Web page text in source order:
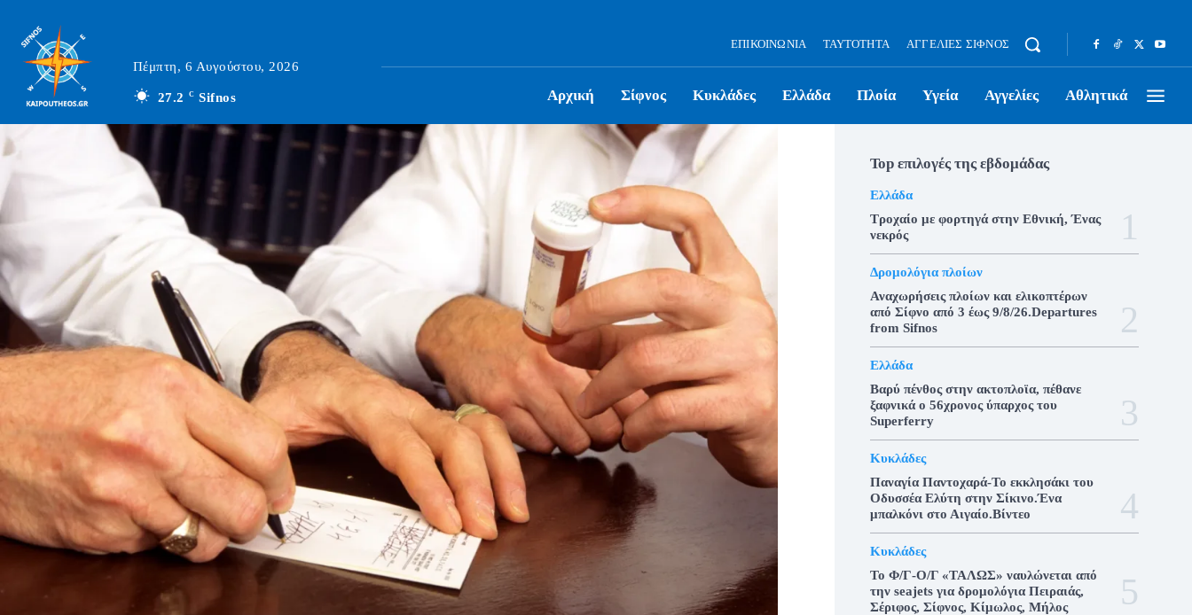
Πέμπτη, 6 Αυγούστου, 2026
27.2 C Sifnos
ΕΠΙΚΟΙΝΩΝΊΑ ΤΑΥΤΌΤΗΤΑ ΑΓΓΕΛΊΕΣ ΣΊΦΝΟΣ
Αρχική Σίφνος Κυκλάδες Ελλάδα Πλοία Υγεία Αγγελίες Αθλητικά
Top επιλογές της εβδομάδας
Ελλάδα
Τροχαίο με φορτηγά στην Εθνική, Ένας
νεκρός
Δρομολόγια πλοίων
Αναχωρήσεις πλοίων και ελικοπτέρων
από Σίφνο από 3 έως 9/8/26.Departures
from Sifnos
Ελλάδα
Βαρύ πένθος στην ακτοπλοϊα, πέθανε
ξαφνικά ο 56χρονος ύπαρχος του
Superferry
Κυκλάδες
Παναγία Παντοχαρά-Το εκκλησάκι του
Οδυσσέα Ελύτη στην Σίκινο.Ένα
μπαλκόνι στο Αιγαίο.Βίντεο
Κυκλάδες
To Φ/Γ-Ο/Γ «ΤΑΛΩΣ» ναυλώνεται από
την seajets για δρομολόγια Πειραιάς,
Σέριφος, Σίφνος, Κίμωλος, Μήλος